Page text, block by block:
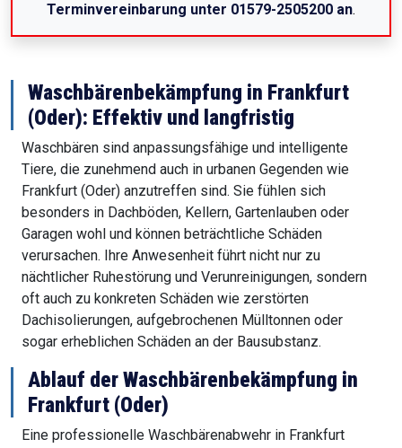
Terminvereinbarung unter 01579-2505200 an.
Waschbärenbekämpfung in Frankfurt
(Oder): Effektiv und langfristig
Waschbären sind anpassungsfähige und intelligente
Tiere, die zunehmend auch in urbanen Gegenden wie
Frankfurt (Oder) anzutreffen sind. Sie fühlen sich
besonders in Dachböden, Kellern, Gartenlauben oder
Garagen wohl und können beträchtliche Schäden
verursachen. Ihre Anwesenheit führt nicht nur zu
nächtlicher Ruhestörung und Verunreinigungen, sondern
oft auch zu konkreten Schäden wie zerstörten
Dachisolierungen, aufgebrochenen Mülltonnen oder
sogar erheblichen Schäden an der Bausubstanz.
Ablauf der Waschbärenbekämpfung in
Frankfurt (Oder)
Eine professionelle Waschbärenabwehr in Frankfurt